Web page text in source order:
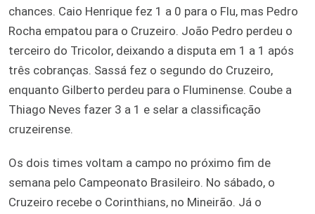
chances. Caio Henrique fez 1 a 0 para o Flu, mas Pedro
Rocha empatou para o Cruzeiro. João Pedro perdeu o
terceiro do Tricolor, deixando a disputa em 1 a 1 após
três cobranças. Sassá fez o segundo do Cruzeiro,
enquanto Gilberto perdeu para o Fluminense. Coube a
Thiago Neves fazer 3 a 1 e selar a classificação
cruzeirense.
Os dois times voltam a campo no próximo fim de
semana pelo Campeonato Brasileiro. No sábado, o
Cruzeiro recebe o Corinthians, no Mineirão. Já o